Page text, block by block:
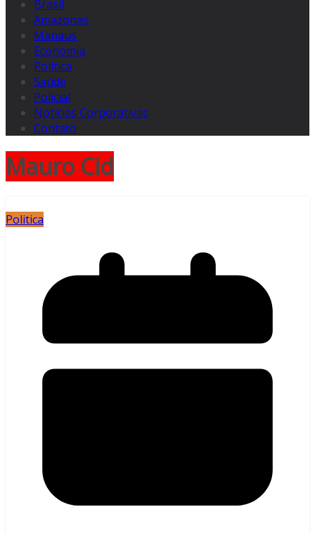
Brasil
Amazonas
Manaus
Economia
Politica
Saúde
Policial
Notícias Corporativas
Contato
Mauro Cid
Politica